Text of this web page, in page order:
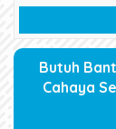
Butuh
Cahaya